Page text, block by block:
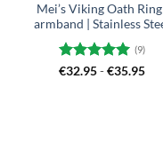
Mei’s Viking Oath
armband | Stainless
Gewaardeerd
(9)
€32.95-€35.95